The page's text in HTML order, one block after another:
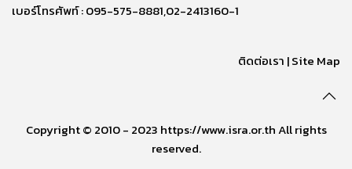
เบอร์โทรศัพท์ : 095-575-8881,02-2413160-1
ติดต่อเรา |Site Map
Copyright © 2010 - 2023 https://www.isra.or.th All rights
reserved.